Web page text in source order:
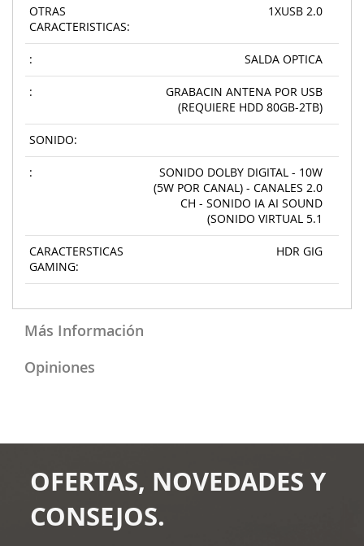
OTRAS
CARACTERISTICAS:
1XUSB 2.0
: SALDA OPTICA
:
GRABACIN ANTENA POR USB
(REQUIERE HDD 80GB-2TB)
SONIDO:
:
SONIDO DOLBY DIGITAL - 10W
(5W POR CANAL) - CANALES 2.0
CH - SONIDO IA AI SOUND
(SONIDO VIRTUAL 5.1
CARACTERSTICAS
GAMING:
HDR GIG
Más Información
Opiniones
OFERTAS, NOVEDADES Y
CONSEJOS.